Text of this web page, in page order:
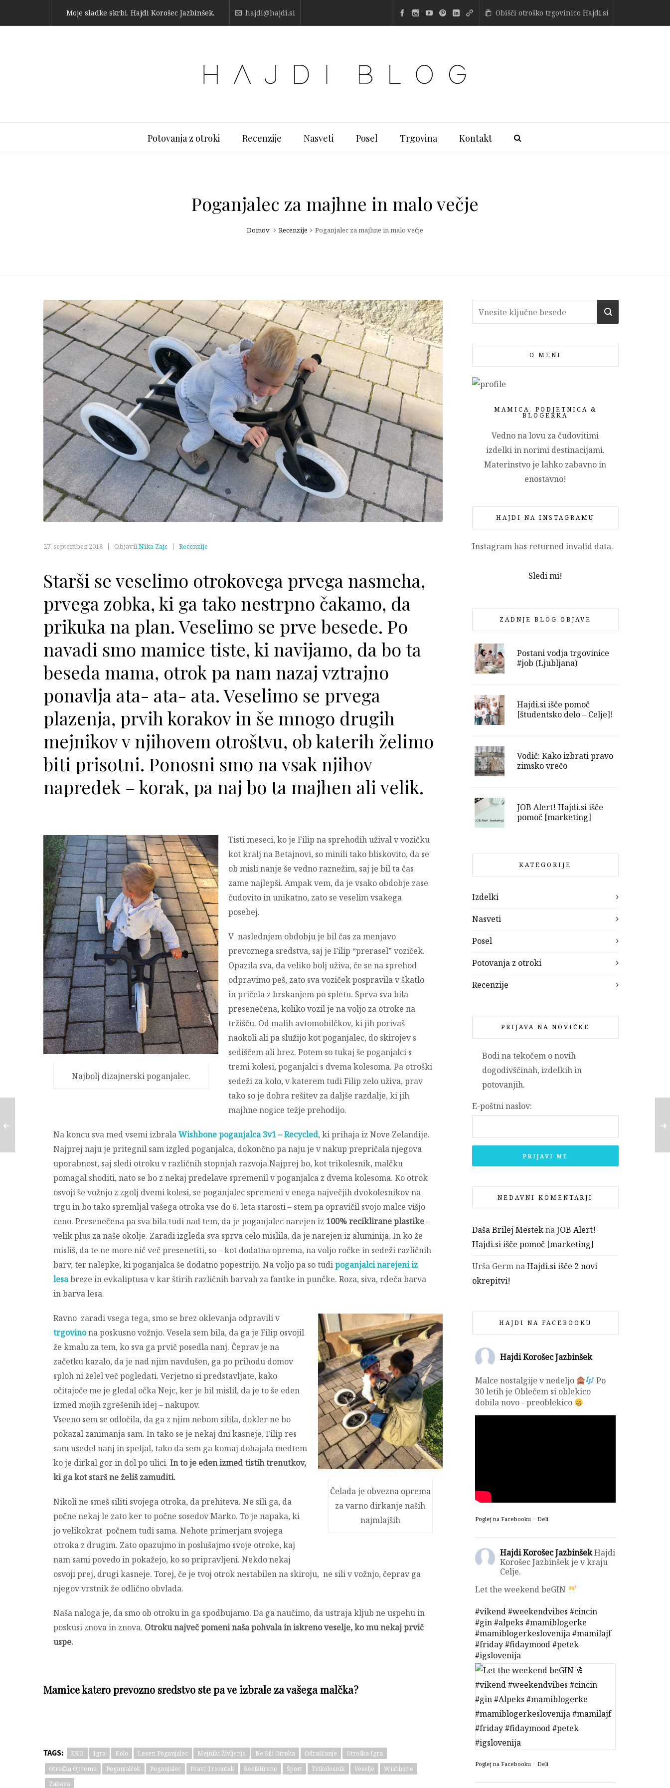
Moje sladke skrbi. Hajdi Korošec Jazbinšek. hajdi@hajdi.si Obišči otroško trgovinico Hajdi.si
Potovanja z otroki Recenzije Nasveti Posel Trgovina Kontakt
Poganjalec za majhne in malo večje
Domov Recenzije Poganjalec za majhne in malo večje
27. september, 2018 ObjavilNika Zajc Recenzije
Starši se veselimo otrokovega prvega nasmeha,
prvega zobka, ki ga tako nestrpno čakamo, da
prikuka na plan. Veselimo se prve besede. Po
navadi smo mamice tiste, ki navijamo, da bo ta
beseda mama, otrok pa nam nazaj vztrajno
ponavlja ata- ata- ata. Veselimo se prvega
plazenja, prvih korakov in še mnogo drugih
mejnikov v njihovem otroštvu, ob katerih želimo
biti prisotni. Ponosni smo na vsak njihov
napredek – korak, pa naj bo ta majhen ali velik.
Najbolj dizajnerski poganjalec.
Tisti meseci, ko je Filip na sprehodih užival v vozičku
kot kralj na Betajnovi, so minili tako bliskovito, da se
ob misli nanje še vedno raznežim, saj je bil ta čas
zame najlepši. Ampak vem, da je vsako obdobje zase
čudovito in unikatno, zato se veselim vsakega
posebej.
V naslednjem obdobju je bil čas za menjavo
prevoznega sredstva, saj je Filip “prerasel” voziček.
Opazila sva, da veliko bolj uživa, če se na sprehod
odpravimo peš, zato sva voziček pospravila v škatlo
in pričela z brskanjem po spletu. Sprva sva bila
presenečena, koliko vozil je na voljo za otroke na
tržišču. Od malih avtomobilčkov, ki jih porivaš
naokoli ali pa služijo kot poganjalec, do skirojev s
sediščem ali brez. Potem so tukaj še poganjalci s
tremi kolesi, poganjalci s dvema kolesoma. Pa otroški
sedeži za kolo, v katerem tudi Filip zelo uživa, prav
tako so je dobra rešitev za daljše razdalje, ki jih
majhne nogice težje prehodijo.
Na koncu sva med vsemi izbralaWishbone poganjalca 3v1 – Recycled, ki prihaja iz Nove Zelandije.
Najprej naju je pritegnil sam izgled poganjalca, dokončno pa naju je v nakup prepričala njegova
uporabnost, saj sledi otroku v različnih stopnjah razvoja.Najprej bo, kot trikolesnik, malčku
pomagal shoditi, nato se bo z nekaj predelave spremenil v poganjalca z dvema kolesoma. Ko otrok
osvoji še vožnjo z zgolj dvemi kolesi, se poganjalec spremeni v enega največjih dvokolesnikov na
trgu in bo tako spremljal vašega otroka vse do 6. leta starosti – stem pa opravičil svojo malce višjo
ceno. Presenečena pa sva bila tudi nad tem, da je poganjalec narejen iz 100% reciklirane plastike–
velik plus za naše okolje. Zaradi izgleda sva sprva celo mislila, da je narejen iz aluminija. In ko že
misliš, da te ne more nič več presenetiti, so – kot dodatna oprema, na voljo ročke in sedeži različnih
barv, ter nalepke, ki poganjalca še dodatno popestrijo. Na voljo pa so tudipoganjalci narejeni iz
lesabreze in evkaliptusa v kar štirih različnih barvah za fantke in punčke. Roza, siva, rdeča barva
in barva lesa.
Čelada je obvezna oprema
za varno dirkanje naših
najmlajših
Ravno zaradi vsega tega, smo se brez oklevanja odpravili v
trgovinona poskusno vožnjo. Vesela sem bila, da ga je Filip osvojil
že kmalu za tem, ko sva ga prvič posedla nanj. Čeprav je na
začetku kazalo, da je nad njim navdušen, ga po prihodu domov
sploh ni želel več pogledati. Verjetno si predstavljate, kako
očitajoče me je gledal očka Nejc, ker je bil mislil, da je to še eden
izmed mojih zgrešenih idej – nakupov.
Vseeno sem se odločila, da ga z njim nebom silila, dokler ne bo
pokazal zanimanja sam. In tako se je nekaj dni kasneje, Filip res
sam usedel nanj in speljal, tako da sem ga komaj dohajala medtem
ko je dirkal gor in dol po ulici. In to je eden izmed tistih trenutkov,
ki ga kot starš ne želiš zamuditi.
Nikoli ne smeš siliti svojega otroka, da prehiteva. Ne sili ga, da
počne nekaj le zato ker to počne sosedov Marko. To je napaka, ki
jo velikokrat počnem tudi sama. Nehote primerjam svojega
otroka z drugim. Zato opazujmo in poslušajmo svoje otroke, kaj
nam sami povedo in pokažejo, ko so pripravljeni. Nekdo nekaj
osvoji prej, drugi kasneje. Torej, če je tvoj otrok nestabilen na skiroju, ne sili v vožnjo, čeprav ga
njegov vrstnik že odlično obvlada.
Naša naloga je, da smo ob otroku in ga spodbujamo. Da ga naučimo, da ustraja kljub ne uspehu in
poskusi znova in znova. Otroku največ pomeni naša pohvala in iskreno veselje, ko mu nekaj prvič
uspe.
Mamice katero prevozno sredstvo ste pa ve izbrale za vašega malčka?
TAGS: EKO Igra Kolo Lesen Poganjalec Mejniki Življenja Ne Sili Otroka Odraščanje
Otroška Igra
Otroška Oprema
Poganjalček Poganjalec Pravi Trenutek Reciklirano Šport Trikolesnik Veselje
Wishbone
Zabava
O MENI
MAMICA, PODJETNICA &
BLOGERKA
Vedno na lovu za čudovitimi
izdelki in norimi destinacijami.
Materinstvo je lahko zabavno in
enostavno!
HAJDI NA INSTAGRAMU
Instagram has returned invalid data.
Sledi mi!
ZADNJE BLOG OBJAVE
Postani vodja trgovinice
#job (Ljubljana)
Hajdi.si išče pomoč
[študentsko delo – Celje]!
Vodič: Kako izbrati pravo
zimsko vrečo
JOB Alert! Hajdi.si išče
pomoč [marketing]
KATEGORIJE
Izdelki
Nasveti
Posel
Potovanja z otroki
Recenzije
PRIJAVA NA NOVIČKE
Bodi na tekočem o novih
dogodivščinah, izdelkih in
potovanjih.
E-poštni naslov:
NEDAVNI KOMENTARJI
Daša Brilej MesteknaJOB Alert!
Hajdi.si išče pomoč [marketing]
Urša GermnaHajdi.si išče 2 novi
okrepitvi!
HAJDI NA FACEBOOKU
Hajdi Korošec Jazbinšek
Malce nostalgije v nedeljo
Po
30 letih je Oblečem si oblekico
dobila novo - preoblekico
Poglej na Facebooku · Deli
Hajdi Korošec JazbinšekHajdi
Korošec Jazbinšek je v kraju
Celje.
Let the weekend beGIN
#vikend #weekendvibes #cincin
#gin #alpeks #mamiblogerke
#mamiblogerkeslovenija #mamilajf
#friday #fidaymood #petek
#igslovenija
Poglej na Facebooku · Deli